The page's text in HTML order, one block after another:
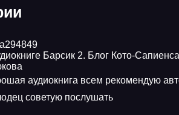
Барсик 2. Блог Кото-
аудиокнига всем рекомендую
советую послушать